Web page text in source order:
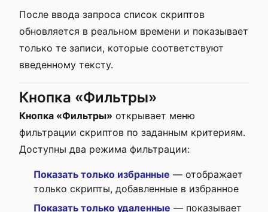
После ввода запроса список скриптов
обновляется в реальном времени и показывает
только те записи, которые соответствуют
введенному тексту.
Кнопка «Фильтры»
Кнопка «Фильтры» открывает меню
фильтрации скриптов по заданным критериям.
Доступны два режима фильтрации:
Показать только избранные — отображает
только скрипты, добавленные в избранное
Показать только удаленные — показывает